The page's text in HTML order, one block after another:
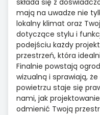
składa się z
mają na uwadze nie
lokalny klimat oraz
dotyczące stylu i
podejściu każdy
przestrzeń, która
Finalnie powstają
wizualną i sprawiają,
powietrzu staje się
nami, jak
odmienić Twoją